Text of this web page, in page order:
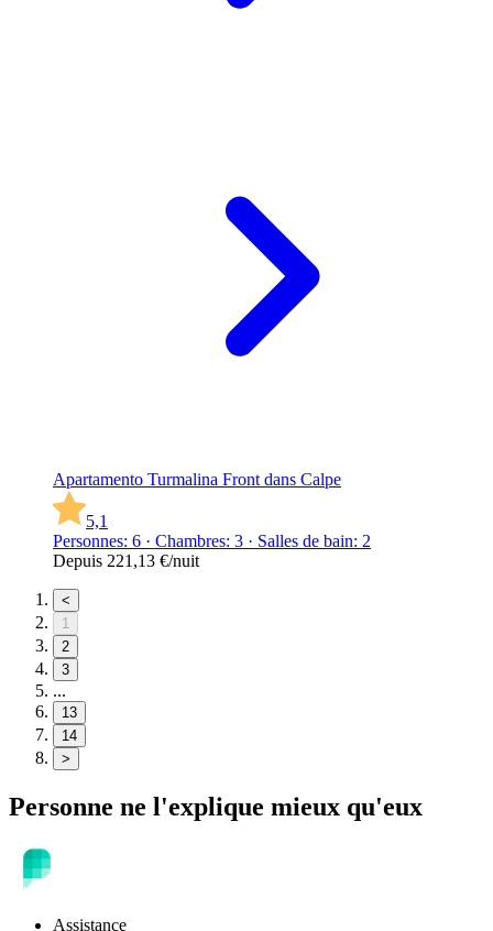
Apartamento Turmalina Front dans Calpe
5,1
Personnes: 6 · Chambres: 3 · Salles de bain: 2
Depuis 221,13 €/nuit
<
1
2
3
...
13
14
>
Personne ne l'explique mieux qu'eux
Assistance